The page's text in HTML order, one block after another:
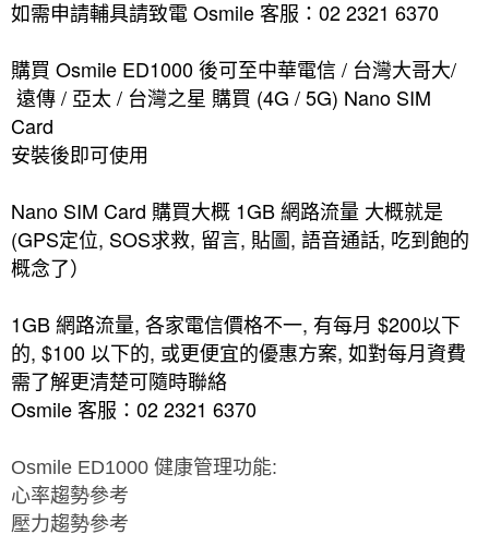
如需申請輔具請致電 Osmile 客服： 02 2321 6370
購買 Osmile ED1000 後可至中華電信 / 台灣大哥大/
遠傳 / 亞太 / 台灣之星 購買 (4G / 5G) Nano SIM
Card
安裝後即可使用
Nano SIM Card 購買大概 1GB 網路流量 大概就是
(GPS定位, SOS求救, 留言, 貼圖 , 語音通話, 吃到飽的
概念了）
1GB 網路流量, 各家電信價格不一, 有每月 $200以下
的, $100 以下的, 或更便宜的優惠方案, 如對每月資費
需了解更清楚可隨時聯絡
Osmile 客服： 02 2321 6370
Osmile ED1000 健康管理功能:
心率趨勢參考
壓力趨勢參考